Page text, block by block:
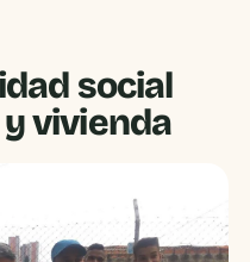
social
vivienda